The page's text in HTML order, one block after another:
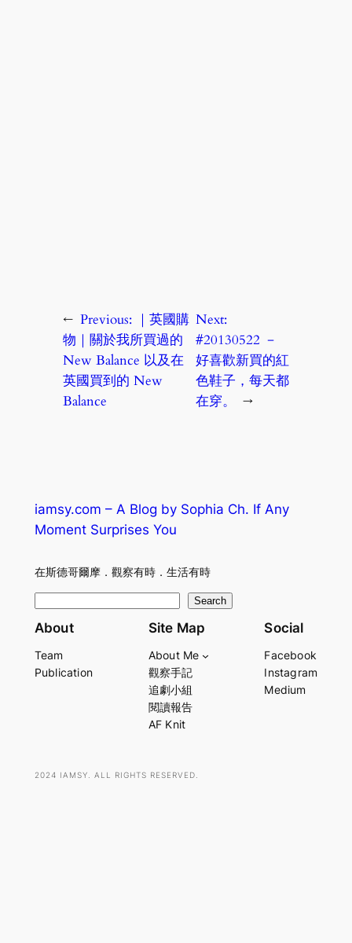
← Previous: ｜英國購
物｜關於我所買過的
New Balance 以及在
英國買到的 New
Balance
Next:
#20130522 －
好喜歡新買的紅
色鞋子，每天都
在穿。
→
iamsy.com – A Blog by Sophia Ch. If Any
Moment Surprises You
在斯德哥爾摩．觀察有時．生活有時
e
r
Search
About
Team
Publication
Site Map
About Me
觀察手記
追劇小組
閱讀報告
AF Knit
Social
Facebook
Instagram
Medium
2024 IAMSY. ALL RIGHTS RESERVED.